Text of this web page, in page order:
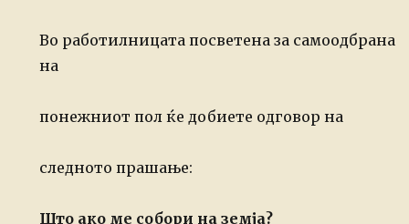
Во работилницата посветена за самоодбрана
на
понежниот пол ќе добиете одговор на
следното прашање:
Што ако ме собори на земја?